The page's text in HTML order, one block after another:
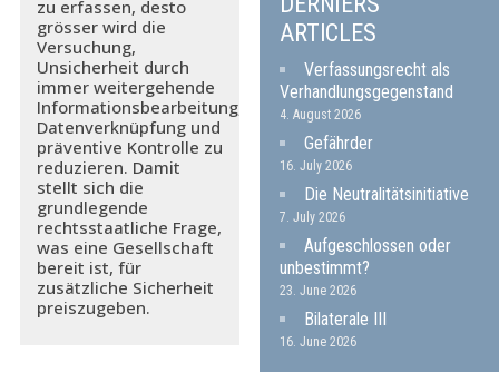
zu erfassen, desto
grösser wird die
Versuchung,
Unsicherheit durch
immer weitergehende
Informationsbearbeitung,
Datenverknüpfung und
präventive Kontrolle zu
reduzieren. Damit
stellt sich die
grundlegende
rechtsstaatliche Frage,
was eine Gesellschaft
bereit ist, für
zusätzliche Sicherheit
preiszugeben.
ARTICLES
Verfassungsrecht als
Verhandlungsgegenstand
4. August 2026
Gefährder
16. July 2026
Die Neutralitätsinitiative
7. July 2026
Aufgeschlossen oder
unbestimmt?
23. June 2026
Bilaterale III
16. June 2026